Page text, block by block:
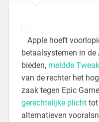
Apple hoeft
betaalsystemen in de
bieden, meldde
van de rechter het
zaak tegen Epic
gerechtelijke plichttot
alternatieven